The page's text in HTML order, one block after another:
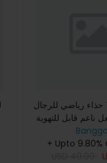
حذاء رياضي للرجال TENGOO يتمتع
ناعم قابل للتهوية
العالية وامتصاص
+ Upto 9.80%